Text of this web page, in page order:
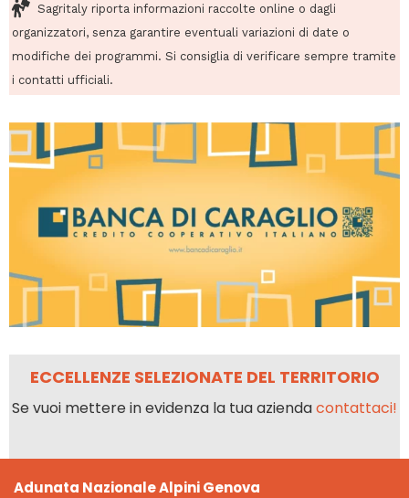
Sagritaly riporta informazioni raccolte online o dagli
organizzatori, senza garantire eventuali variazioni di date o
modifiche dei programmi. Si consiglia di verificare sempre tramite
i contatti ufficiali.
ECCELLENZE SELEZIONATE DEL TERRITORIO
Se vuoi mettere in evidenza la tua aziendacontattaci!
Adunata Nazionale Alpini Genova